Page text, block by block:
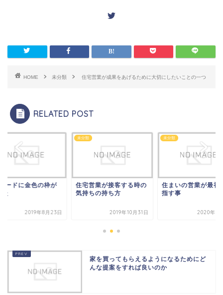
HOME 未分類 住宅営業が成果をあげるために大切にしたいことの一つ
RELATED POST
ードに金色の枠が
た
2019年8月23日
未分類
住宅営業が接客する時の
気持ちの持ち方
2019年10月31日
未分類
住まいの営業が最初
指す事
2020年9
家を買ってもらえるようになるためにど
んな提案をすれば良いのか